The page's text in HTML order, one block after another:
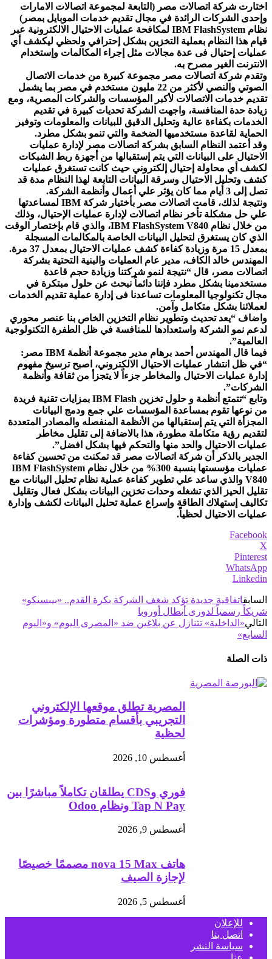
اختارت شركة اتصالات مصر (التابعة لمجموعة اتصالات الامارات
وإحدى الشركات الرائدة في مجال تقديم خدمات الموبايل بمصر)
نظام IBM FlashSystem لمكافحة عمليات الاحتيال الالكترونية عبر
قيام هذا النظام بعملية التخزين بشكل إحترافي ولحظي ليكشف أي
عمليات إحتيال فى عدة مجالات مثل إجراء المكالمات وإستخدام
الانترنت الغير مصرح به.
وتقدم شركة اتصالات مصر مجموعة كبيرة من خدمات الاتصال
الصوتي والنصي لأكثر من 22 مليون مستخدم في مصر بما يشمل
تقديم خدمات الاتصالات لأكبر المؤسسات والشركات المصرية، ومع
زيادة حدة المنافسة، واجهت الشركة تحديات كبيرة في تقديم
الخدمات بكفاءة عالية وتحليل الدقيق للبيانات والمعلومات وتوفير
الحماية لقاعدة مستخدميها الضخمة والتي تنمو بشكل مطرد.
وقد أعتمد النظام السابق بشركة اتصالات مصر لإدارة عمليات
الاحتيال على البيانات التي يتم إستقبالها من أجهزة ربط الشبكات
لكشف أي محاولة إحتيال إلكتروني حيث كانت تستغرق عمليات
كشف وتحليل الاحتيال وسرقة البيانات التابعة لهذا النظام مدة قد
تصل إلى 3 أيام مما كان يؤثر علي أعمال وأنظمة الشركة.
ونتيجة لذلك، قامت اتصالات مصر بأختيار شركة IBM لمساعدتها
علي حل مشكلة تأخر نظام اتصالات لإدارة عمليات الإحتيال، وذلك
من خلال نظام IBM FlashSystem V840، والذي قام بإختصار الوقت
الذي كان يستغرق لتحليل البيانات الخاصة بالمكالمات المسجلة
بمعدل 15 مرة وزيادة كفاءة كشف عمليات الاحتيال بمعدل 37 مرة.
المهندس خالد الكاف، مدير عام العمليات والبنية التحتية بشركة
اتصالات مصر، قال “نتيجة لنمو شركتنا وزيادة حجم قاعدة
مستخدمينا بشكل مطرد فإننا دائماً نبحث عن حلول مبتكرة في
مجال تكنولوجيا المعلومات تساعدنا فى إدارة عملية تقديم الخدمات
لعملائنا بشكل متكامل وآمن.
واضاف “يعد تحديث وتطوير نظام التخزين الخاص بنا عنصر محوري
لدعم نمو الشركة واستعدادها للمنافسة في ظل الطفرة التكنولوجية
العالمية”.
فيما قال المهندس أحمد برهام مدير مجموعة أنظمة IBM مصر:
“في ظل انتشار عمليات الاحتيال الالكتروني، اصبح ترسيخ مفهوم
إدارة عمليات الاحتيال والمخاطر جزءاً لا يتجزأ من ثقافة وأنظمة
الشركات”.
وتابع “تتمتع أنظمة و حلول تخزين IBM Flash بمزايات تقنية فريدة
من نوعها تقوم بمساعدة المؤسسات علي جمع ودمج البيانات
المجزأة التي يتم إستقبالها من الأنظمة المنفصله والمصادر المتعددة
لتقديم رؤية متكاملة مطورة، هذا بالاضافة إلى تقليل مخاطر
عمليات الاحتيال والحد منها والتحكم فيها بشكل افضل”.
الجدير بالذكر أن شركة اتصالات مصر قد تمكنت من تحسين كفاءة
عمليات مؤسستها بنسبة 300% من خلال نظام IBM FlashSystem
V840 والذي ساعد علي تطوير كفاءة عملية نظام تحليل البيانات مع
تقليل الحيز الذي تشغله وحدات تخزين البيانات بشكل فعال وتقليل
تكاليف إستهلاك الطاقة وإسراع عملية تحليل البيانات لكشف وإدارة
عمليات الاحتيال لحظياً.
Facebook
X
Pinterest
WhatsApp
Linkedin
السابقاتفاقية جديدة تؤكد شغف الشركة بكرة القدم.. «بيبسيكو»
شريكاً رسمياً لدورى أبطال أوروبا
التالي«الداخلية» تتنازل عن بلاغين ضد «المصرى اليوم» و«اليوم
السابع»
ذات الصلة
المصرية تطلق موقعها الإلكتروني
التجريبي بأقسام متطورة ومؤشرات
لحظية
أغسطس 10, 2026
فوري وCDS يطلقان تكاملاً مباشرًا بين
Tap N Pay ونظام Odoo
أغسطس 9, 2026
هاتف nova 15 Max مصممًا خصيصًا
لإجازة الصيف
أغسطس 5, 2026
للإعلان
اتصل بنا
سياسة النشر